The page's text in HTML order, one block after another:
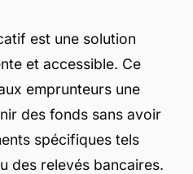
est une solution
et accessible. Ce
emprunteurs une
des fonds sans avoir
spécifiques tels
des relevés bancaires.